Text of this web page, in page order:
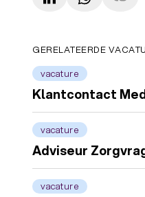
LinkedInWhatsApp
GERELATEERDE
vacature
Klantcontact
vacature
Adviseur
vacature